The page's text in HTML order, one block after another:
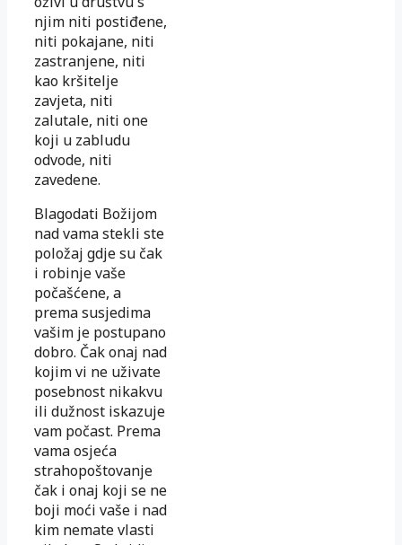
njim niti postiđene,
niti pokajane, niti
zastranjene, niti
kao kršitelje
zavjeta, niti
zalutale, niti one
koji u zabludu
odvode, niti
zavedene.
Blagodati Božijom
nad vama stekli ste
položaj gdje su čak
i robinje vaše
počašćene, a
prema susjedima
vašim je postupano
dobro. Čak onaj nad
kojim vi ne uživate
posebnost nikakvu
ili dužnost iskazuje
vam počast. Prema
vama osjeća
strahopoštovanje
čak i onaj koji se ne
boji moći vaše i nad
kim nemate vlasti